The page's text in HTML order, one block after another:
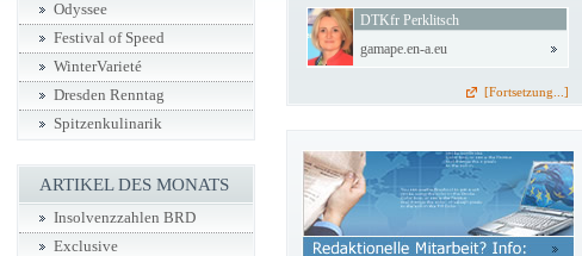
Odyssee
Festival of Speed
WinterVarieté
Dresden Renntag
Spitzenkulinarik
ARTIKEL DES MONATS
Insolvenzzahlen BRD
Exclusive
DTKfr Perklitsch
gamape.en-a.eu
[Fortsetzung...]